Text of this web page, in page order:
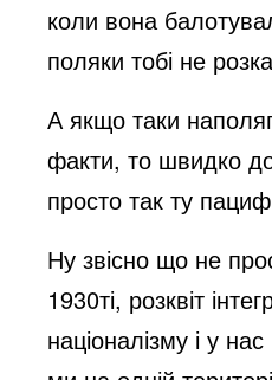
коли вона
поляки тобі не
А якщо таки
факти, то швидко
просто так ту
Ну звісно що не
1930ті, розквіт
націоналізму і у